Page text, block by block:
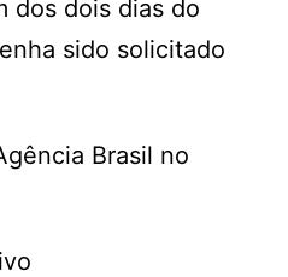
dos dois dias do
sido solicitado
Brasil no